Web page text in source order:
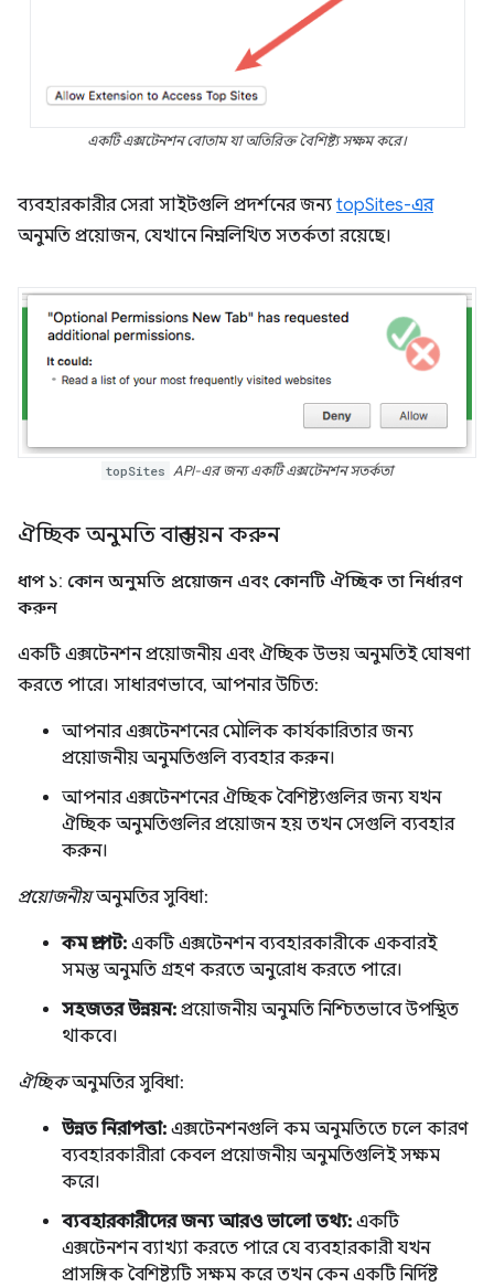
একটি এক্সটেনশন বোতাম যা অতিরিক্ত বৈশিষ্ট্য সক্ষম করে।
ব্যবহারকারীর সেরা সাইটগুলি প্রদর্শনের জন্য topSites-এর
অনুমতি প্রয়োজন, যেখানে নিম্নলিখিত সতর্কতা রয়েছে।
topSites API-এর জন্য একটি এক্সটেনশন সতর্কতা
ঐচ্ছিক অনুমতি বাস্তবায়ন করুন
ধাপ ১: কোন অনুমতি প্রয়োজন এবং কোনটি ঐচ্ছিক তা নির্ধারণ
করুন
একটি এক্সটেনশন প্রয়োজনীয় এবং ঐচ্ছিক উভয় অনুমতিই ঘোষণা
করতে পারে। সাধারণভাবে, আপনার উচিত:
আপনার এক্সটেনশনের মৌলিক কার্যকারিতার জন্য
প্রয়োজনীয় অনুমতিগুলি ব্যবহার করুন।
আপনার এক্সটেনশনের ঐচ্ছিক বৈশিষ্ট্যগুলির জন্য যখন
ঐচ্ছিক অনুমতিগুলির প্রয়োজন হয় তখন সেগুলি ব্যবহার
করুন।
প্রয়োজনীয়অনুমতির সুবিধা:
কম প্রম্পট: একটি এক্সটেনশন ব্যবহারকারীকে একবারই
সমস্ত অনুমতি গ্রহণ করতে অনুরোধ করতে পারে।
সহজতর উন্নয়ন: প্রয়োজনীয় অনুমতি নিশ্চিতভাবে উপস্থিত
থাকবে।
ঐচ্ছিকঅনুমতির সুবিধা:
উন্নত নিরাপত্তা: এক্সটেনশনগুলি কম অনুমতিতে চলে কারণ
ব্যবহারকারীরা কেবল প্রয়োজনীয় অনুমতিগুলিই সক্ষম
করে।
ব্যবহারকারীদের জন্য আরও ভালো তথ্য: একটি
এক্সটেনশন ব্যাখ্যা করতে পারে যে ব্যবহারকারী যখন
প্রাসঙ্গিক বৈশিষ্ট্যটি সক্ষম করে তখন কেন একটি নির্দিষ্ট